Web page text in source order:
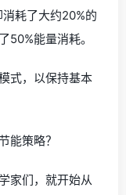
耗了大约20%的
50%能量消耗。
式，以保持基本
能策略？
家们，就开始从